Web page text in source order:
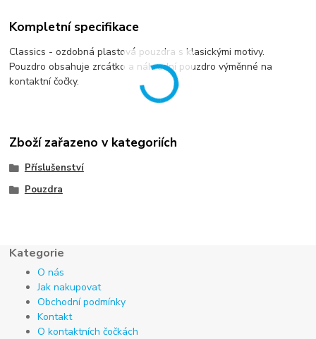
Kompletní specifikace
Classics - ozdobná plastová pouzdra s klasickými motivy.
Pouzdro obsahuje zrcátko a náhradní pouzdro výměnné na
kontaktní čočky.
Zboží zařazeno v kategoriích
Příslušenství
Pouzdra
Kategorie
O nás
Jak nakupovat
Obchodní podmínky
Kontakt
O kontaktních čočkách